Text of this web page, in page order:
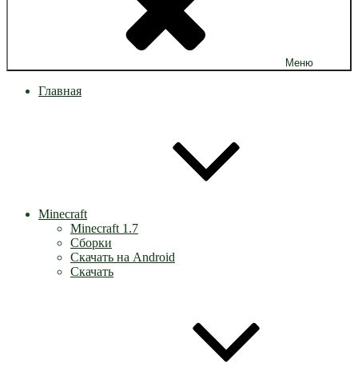
Меню
Главная
Minecraft
Minecraft 1.7
Сборки
Скачать на Android
Скачать